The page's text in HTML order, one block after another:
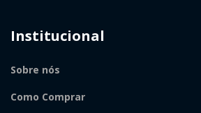
Institucional
Sobre nós
Como Comprar